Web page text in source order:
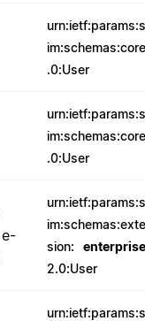
.0:User
.0:User
sion:
enterprise
2.0:User